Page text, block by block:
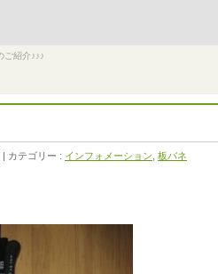
ご紹介♪♪♪
カテゴリー : インフォメーション 板バネ